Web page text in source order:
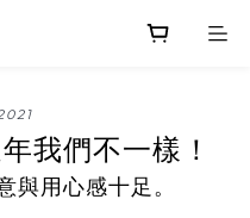
我們不一樣！
用心感十足。